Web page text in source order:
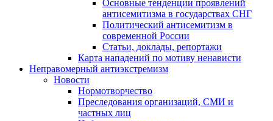
Основные тенденции проявлений
антисемитизма в государствах СНГ
Политический антисемитизм в
современной России
Статьи, доклады, репортажи
Карта нападений по мотиву ненависти
Неправомерный антиэкстремизм
Новости
Нормотворчество
Преследования организаций, СМИ и
частных лиц